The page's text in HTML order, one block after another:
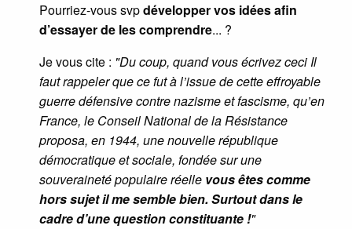
Pourriez-vous svpdévelopper vos idéesafin
d’essayer de les comprendre... ?
Je vous cite : "Du coup, quand vous écrivez ceci Il
faut rappeler que ce fut à l’issue de cette effroyable
guerre défensive contre nazisme et fascisme, qu’en
France, le Conseil National de la Résistance
proposa, en 1944, une nouvelle république
démocratique et sociale, fondée sur une
souveraineté populaire réelle vous êtes comme
hors sujet il me semble bien. Surtout dans le
cadre d’une question constituante !"